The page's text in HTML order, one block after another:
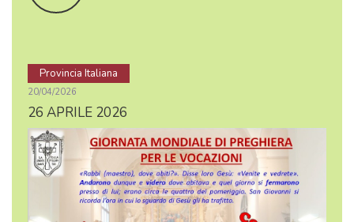
Provincia Italiana
20/04/2026
26 APRILE 2026